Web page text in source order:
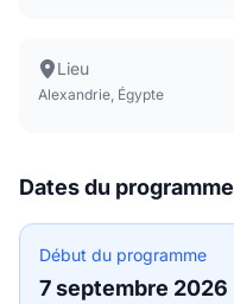
Lieu
Alexandrie, Égypte
Dates du programme
Début du programme
7 septembre 2026